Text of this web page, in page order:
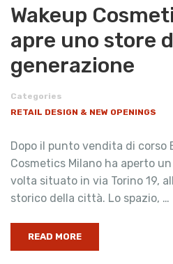
Wakeup
apre uno store
generazione
Categories
RETAIL DESIGN & NEW OPENINGS
Dopo il punto vendita di corso
Cosmetics Milano ha aperto
volta situato in via Torino 19,
storico della città. Lo spazio, …
READ MORE